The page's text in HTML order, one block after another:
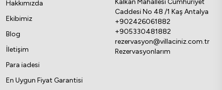
Hakkımızda
Ekibimiz
Blog
İletişim
Para iadesi
En Uygun Fiyat Garantisi
Kalkan Mahallesi Cumhuriyet
Caddesi No 48 /1 Kaş Antalya
+902426061882
+905330481882
rezervasyon@villaciniz.com.tr
Rezervasyonlarım